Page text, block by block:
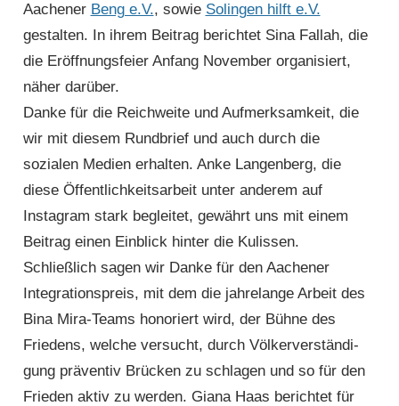
Aachener Beng e.V., sowie Solingen hilft e.V.
gestalten. In ihrem Beitrag berichtet Sina Fallah, die
die Eröffnungsfeier Anfang Novem­ber organisiert,
näher darüber.
Danke für die Reichweite und Aufmerk­samkeit, die
wir mit diesem Rundbrief und auch durch die
sozialen Medien erhalten. Anke Langenberg, die
diese Öffentlich­keitsarbeit unter anderem auf
Instagram stark begleitet, gewährt uns mit einem
Beitrag einen Einblick hinter die Kulissen.
Schließlich sagen wir Danke für den Aachener
Integrationspreis, mit dem die jahrelange Arbeit des
Bina Mira-Teams honoriert wird, der Bühne des
Friedens, welche versucht, durch Völker­ver­ständi­
gung präventiv Brücken zu schlagen und so für den
Frieden aktiv zu werden. Giana Haas berichtet für